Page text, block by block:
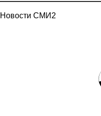
Новости СМИ2